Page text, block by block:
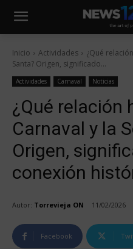
Inicio Actividades
¿Qué
Santa? Origen, significado...
Actividades Carnaval Noticias
¿Qué relación
Carnaval y la
Origen,
conexión
Autor: Torrevieja ON 11/02/2026
Facebook